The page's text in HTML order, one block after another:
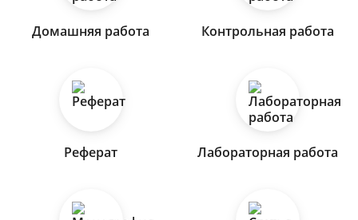
Домашняя работа Контрольная работа
Реферат Лабораторная работа